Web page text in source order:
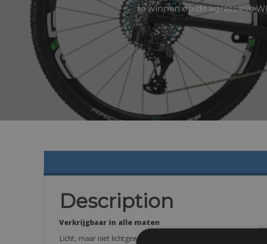
te winnen op de agressieve
Description
Verkrijgbaar in alle maten
Licht, maar niet lichtgewicht. De ultieme XC-racefiets.